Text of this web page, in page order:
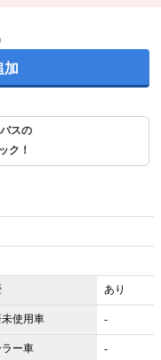
加
スの
ク！
あり
使用車 -
ー車 -